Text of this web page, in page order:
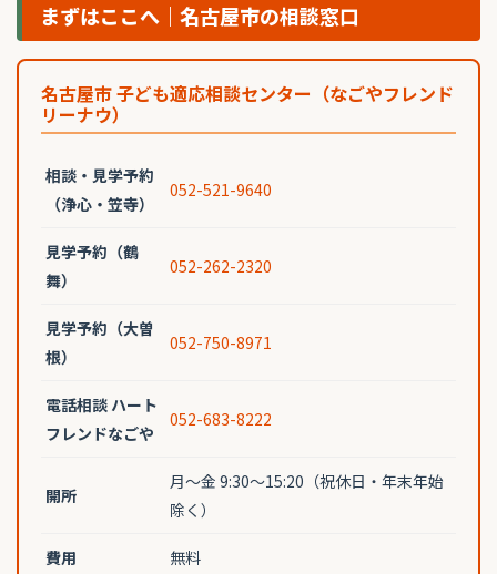
まずはここへ｜名古屋市の相談窓口
名古屋市 子ども適応相談センター（なごやフレンド
リーナウ）
相談・見学予約
（浄心・笠寺）
052-521-9640
見学予約（鶴
舞）
052-262-2320
見学予約（大曽
根）
052-750-8971
電話相談 ハート
フレンドなごや
052-683-8222
開所
月〜金 9:30〜15:20（祝休日・年末年始
除く）
費用 無料